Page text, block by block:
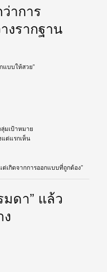
าการ
งรากฐาน
แบบให้สวย”
มเป้าหมาย
ต่แรกเห็น
เกิดจากการออกแบบที่ถูกต้อง”
มดา” แล้ว